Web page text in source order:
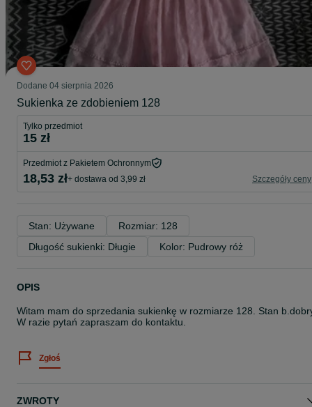
Dodane 04 sierpnia 2026
Sukienka ze zdobieniem 128
Tylko przedmiot
15 zł
Przedmiot z Pakietem Ochronnym
18,53 zł+ dostawa od 3,99 zł Szczegóły ceny
Stan: Używane
Rozmiar: 128
Długość sukienki: Długie
Kolor: Pudrowy róż
OPIS
Witam mam do sprzedania sukienkę w rozmiarze 128. Stan
W razie pytań zapraszam do kontaktu.
Zgłoś
ZWROTY